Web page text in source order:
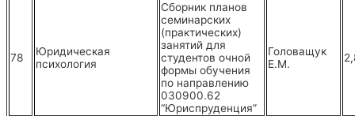
78
Юридическая
психология
Сборник планов
семинарских
(практических)
занятий для
студентов очной
формы обучения
по направлению
030900.62
“Юриспруденция”
Головащук
Е.М.